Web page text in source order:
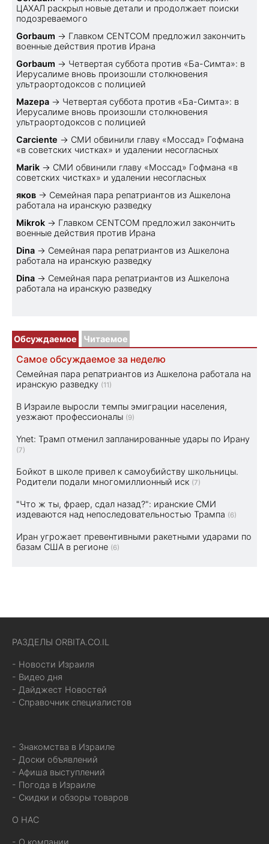
ЦАХАЛ раскрыл новые детали и продолжает поиски
подозреваемого
Gorbaum → Главком CENTCOM предложил закончить
военные действия против Ирана
Gorbaum → Четвертая суббота против «Ба-Симта»: в
Иерусалиме вновь произошли столкновения
ультраортодоксов с полицией
Mazepa → Четвертая суббота против «Ба-Симта»: в
Иерусалиме вновь произошли столкновения
ультраортодоксов с полицией
Carciente → СМИ обвинили главу «Моссад» Гофмана
«в советских чистках» и удалении несогласных
Marik → СМИ обвинили главу «Моссад» Гофмана «в
советских чистках» и удалении несогласных
яков → Семейная пара репатриантов из Ашкелона
работала на иранскую разведку
Mikrok → Главком CENTCOM предложил закончить
военные действия против Ирана
Dina → Семейная пара репатриантов из Ашкелона
работала на иранскую разведку
Dina → Семейная пара репатриантов из Ашкелона
работала на иранскую разведку
Обсуждаемое Читаемое
Самое обсуждаемое за неделю
Семейная пара репатриантов из Ашкелона работала на
иранскую разведку (11)
В Израиле выросли темпы эмиграции населения,
уезжают профессионалы (9)
Ynet: Трамп отменил запланированные удары по Ирану
(7)
Бойкот в школе привел к самоубийству школьницы.
Родители подали многомиллионный иск (7)
"Что ж ты, фраер, сдал назад?": иранские СМИ
издеваются над непоследовательностью Трампа (6)
Иран угрожает превентивными ракетными ударами по
базам США в регионе (6)
РАЗДЕЛЫ ORBITA.CO.IL
- Новости Израиля
- Видео дня
- Дайджест Новостей
- Справочник специалистов
- Знакомства в Израиле
- Доски объявлений
- Афиша выступлений
- Погода в Израиле
- Скидки и обзоры товаров
О НАС
- О компании